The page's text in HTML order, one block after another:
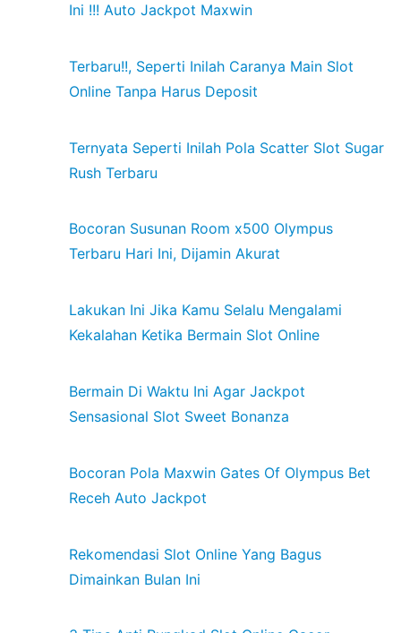
Ini !!! Auto Jackpot Maxwin
Terbaru!!, Seperti Inilah Caranya Main Slot
Online Tanpa Harus Deposit
Ternyata Seperti Inilah Pola Scatter Slot Sugar
Rush Terbaru
Bocoran Susunan Room x500 Olympus
Terbaru Hari Ini, Dijamin Akurat
Lakukan Ini Jika Kamu Selalu Mengalami
Kekalahan Ketika Bermain Slot Online
Bermain Di Waktu Ini Agar Jackpot
Sensasional Slot Sweet Bonanza
Bocoran Pola Maxwin Gates Of Olympus Bet
Receh Auto Jackpot
Rekomendasi Slot Online Yang Bagus
Dimainkan Bulan Ini